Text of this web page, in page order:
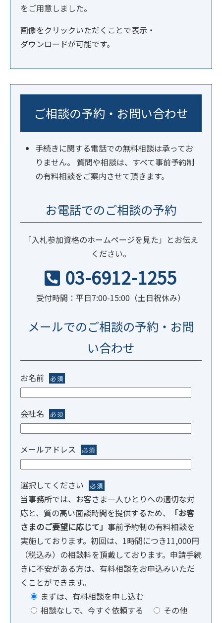
をご用意しました。
画像をクリックいただくことで表示・
ダウンロードが可能です。
ご相談の予約・お問い合わせ
手続きに関する電話での無料相談は承ってお
りません。 質問や相談は、すべて事前予約制
の有料相談をご案内させて頂きます。
お電話でのご相談の予約
「入札参加資格のホームページを見た」とお伝え
ください。
03-6912-1255
受付時間：平日7:00-15:00（土日祝休み）
メールでのご相談の予約・お問
い合わせ
お名前 必須
会社名 必須
メールアドレス 必須
選択してください 必須
当事務所では、お客さま一人ひとりへの適切な対
応と、質の高い面談時間を提供するため、
「お客
さまのご要望に応じて」 事前予約制の有料相談を
実施しております。初回は、1時間につき11,000円
（税込み）の相談料を頂戴しております。申請手続
きに不安がある方は、有料相談をお申込みいただ
くことができます。
まずは、有料相談を申し込む
相談なしで、今すぐ依頼する
その他